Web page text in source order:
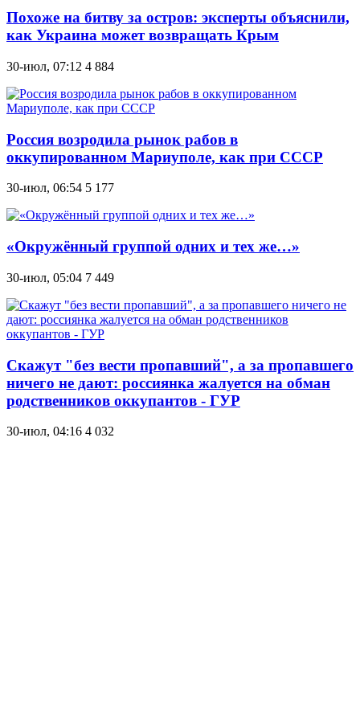
Похоже на битву за остров: эксперты объяснили,
как Украина может возвращать Крым
30-июл, 07:12 4 884
Россия возродила рынок рабов в
оккупированном Мариуполе, как при СССР
30-июл, 06:54 5 177
«Окружённый группой одних и тех же…»
30-июл, 05:04 7 449
Скажут "без вести пропавший", а за пропавшего
ничего не дают: россиянка жалуется на обман
родственников оккупантов - ГУР
30-июл, 04:16 4 032